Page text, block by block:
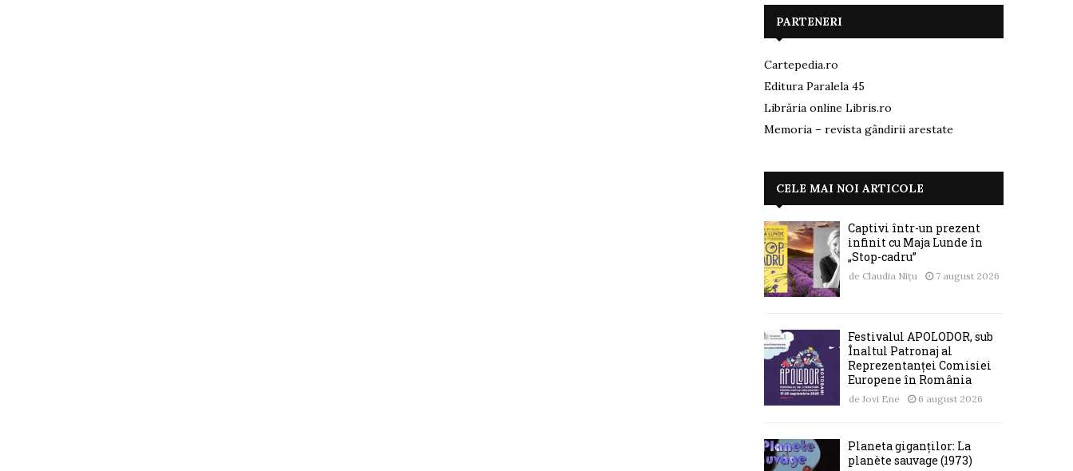
PARTENERI
Cartepedia.ro
Editura Paralela 45
Librăria online Libris.ro
Memoria – revista gândirii arestate
CELE MAI NOI ARTICOLE
Captivi într-un prezent
infinit cu Maja Lunde în
„Stop-cadru”
de Claudia Nițu 7 august 2026
Festivalul APOLODOR, sub
Înaltul Patronaj al
Reprezentanței Comisiei
Europene în România
de Jovi Ene 6 august 2026
Planeta giganților: La
planète sauvage (1973)